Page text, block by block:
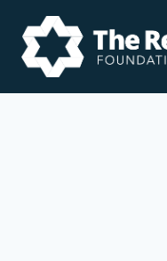
content